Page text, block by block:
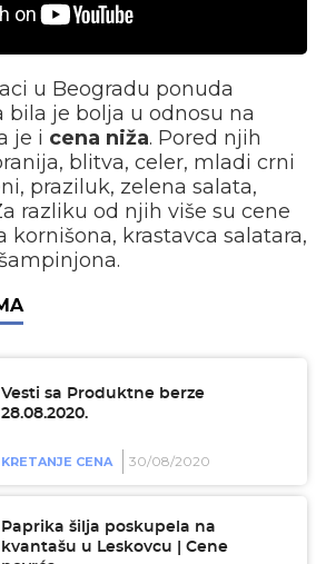
u Beogradu ponuda
bila je bolja u odnosu na
je i cena niža. Pored njih
blitva, celer, mladi crni
praziluk, zelena salata,
razliku od njih više su cene
kornišona, krastavca salatara,
Vesti sa Produktne berze
28.08.2020.
KRETANJE CENA 30/08/2020
Paprika šilja poskupela na
kvantašu u Leskovcu | Cene